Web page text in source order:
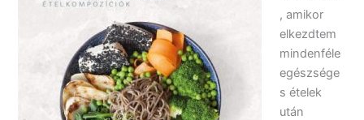
, amikor
elkezdtem
mindenféle
egészsége
s ételek
után